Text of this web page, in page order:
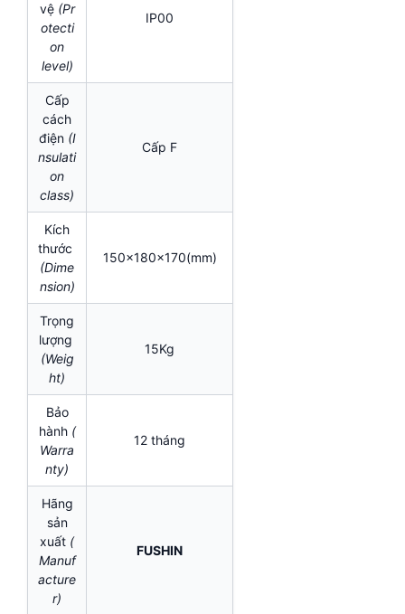
vệ (Pr
otecti
on
level)
IP00
Cấp
cách
điện (I
nsulati
on
class)
Cấp F
Kích
thước
(Dime
nsion)
150x180x170(mm)
Trọng
lượng
(Weig
ht)
15Kg
Bảo
hành (
Warra
nty)
12 tháng
Hãng
sản
xuất (
Manuf
acture
r)
FUSHIN